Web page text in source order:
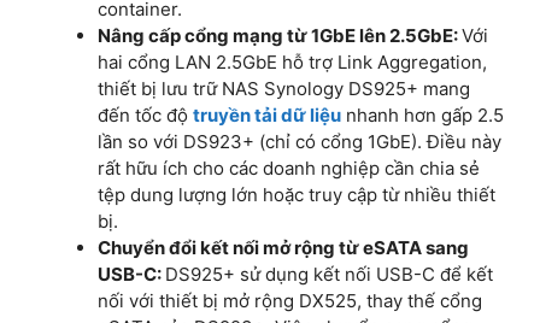
container.
Nâng cấp cổng mạng từ 1GbE lên 2.5GbE:Với
hai cổng LAN 2.5GbE hỗ trợ Link Aggregation,
thiết bị lưu trữ NAS Synology DS925+ mang
đến tốc độ truyền tải dữ liệu nhanh hơn gấp 2.5
lần so với DS923+ (chỉ có cổng 1GbE). Điều này
rất hữu ích cho các doanh nghiệp cần chia sẻ
tệp dung lượng lớn hoặc truy cập từ nhiều thiết
bị.
Chuyển đổi kết nối mở rộng từ eSATA sang
USB-C: DS925+ sử dụng kết nối USB-C để kết
nối với thiết bị mở rộng DX525, thay thế cổng